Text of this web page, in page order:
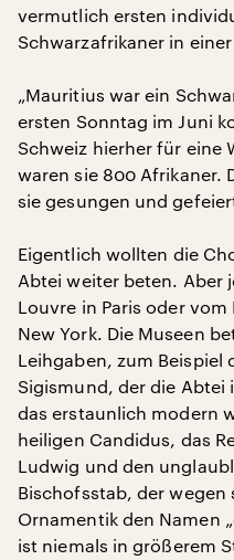
vermutlich ersten
Schwarzafrikaner in
„Mauritius war ein
ersten Sonntag im Juni
Schweiz hierher für eine
waren sie 800 Afrikaner.
sie gesungen und
Eigentlich wollten die
Abtei weiter beten. Aber
Louvre in Paris oder
New York. Die Museen
Leihgaben, zum Beispiel
Sigismund, der die Abtei
das erstaunlich modern
heiligen Candidus, das
Ludwig und den
Bischofsstab, der
Ornamentik den Namen
ist niemals in größerem